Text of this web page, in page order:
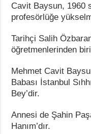
Cavit Baysun, 1960
profesörlüğe
Tarihçi Salih
öğretmenlerinden
Mehmet Cavit
Babası İstanbul
Bey’dir.
Annesi de Şahin
Hanım’dır.